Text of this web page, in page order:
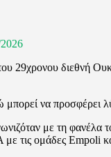
29χρονου διεθνή
να προσφέρει
με τη
τις ομάδες Empoli